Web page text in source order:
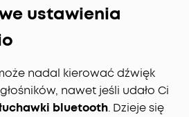
ustawienia
nadal kierować dźwięk
nawet jeśli udało Ci
bluetooth. Dzieje się